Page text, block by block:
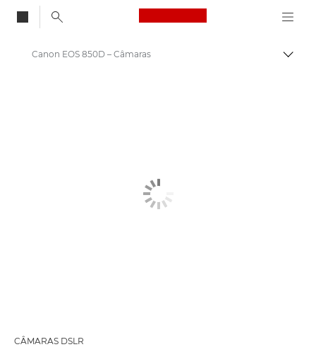
Canon Logo, back
Canon EOS 850D – Câmaras
CÂMARAS DSLR